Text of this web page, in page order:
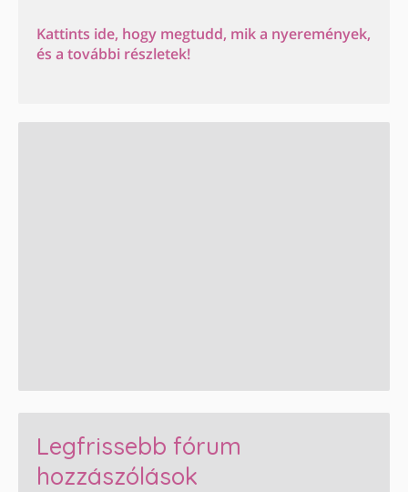
Kattints ide, hogy megtudd, mik a nyeremények,
és a további részletek!
Legfrissebb fórum
hozzászólások